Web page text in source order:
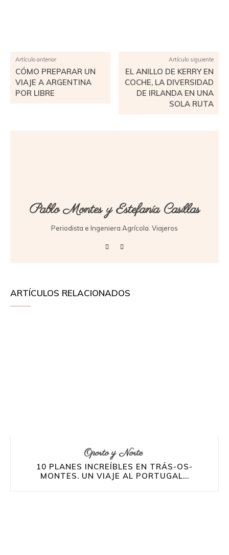
Artículo anterior
CÓMO PREPARAR UN
VIAJE A ARGENTINA
POR LIBRE
Artículo siguiente
EL ANILLO DE KERRY EN
COCHE, LA DIVERSIDAD
DE IRLANDA EN UNA
SOLA RUTA
Pablo Montes y Estefanía Casillas
Periodista e Ingeniera Agrícola. Viajeros
ARTÍCULOS RELACIONADOS
Oporto y Norte
10 PLANES INCREÍBLES EN TRÁS-OS-
MONTES. UN VIAJE AL PORTUGAL...